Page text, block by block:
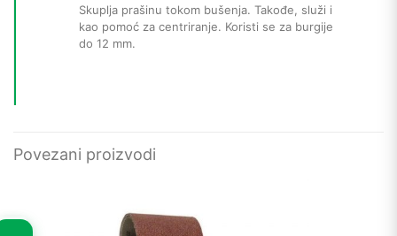
Skuplja prašinu tokom bušenja. Takođe, služi i
kao pomoć za centriranje. Koristi se za burgije
do 12 mm.
Povezani proizvodi